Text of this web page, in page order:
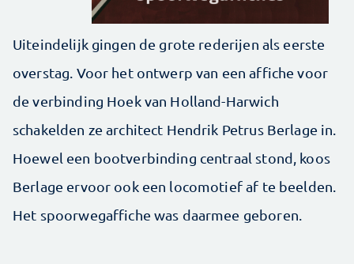
Uiteindelijk gingen de grote rederijen als eerste
overstag. Voor het ontwerp van een affiche voor
de verbinding Hoek van Holland-Harwich
schakelden ze architect Hendrik Petrus Berlage in.
Hoewel een bootverbinding centraal stond, koos
Berlage ervoor ook een locomotief af te beelden.
Het spoorwegaffiche was daarmee geboren.